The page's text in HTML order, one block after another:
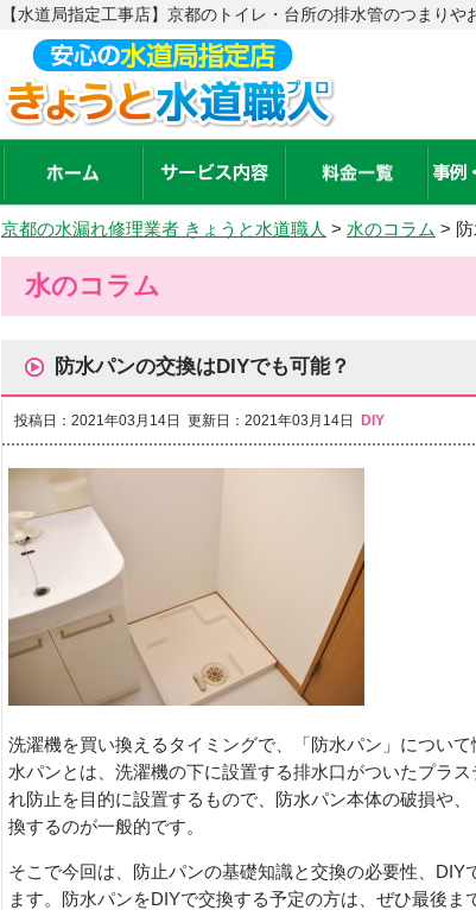
【水道局指定工事店】京都のトイレ・台所の排水管のつまり
京都の水漏れ修理業者 きょうと水道職人 > 水のコラム >
水のコラム
防水パンの交換はDIYでも可能？
投稿日：2021年03月14日 更新日：2021年03月14日 DIY
洗濯機を買い換えるタイミングで、「防水パン」につい
水パンとは、洗濯機の下に設置する排水口がついたプラ
れ防止を目的に設置するもので、防水パン本体の破損や
換するのが一般的です。
そこで今回は、防止パンの基礎知識と交換の必要性、DIY
ます。防水パンをDIYで交換する予定の方は、ぜひ最後ま